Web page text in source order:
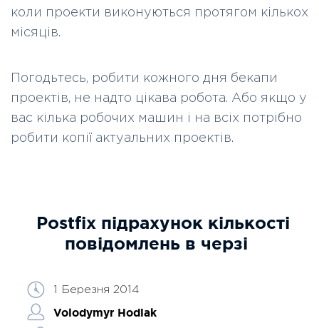
коли проекти виконуються протягом кількох
місяців.
Погодьтесь, робити кожного дня бекапи
проектів, не надто цікава робота. Або якщо у
вас кілька робочих машин і на всіх потрібно
робити копії актуальних проектів.
Postfix підрахунок кількості
повідомлень в черзі
1 Березня 2014
Volodymyr Hodiak